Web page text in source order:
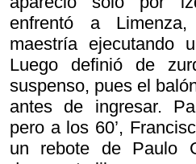
enfrentó a
maestría ejecutando
Luego definió de
suspenso, pues el
antes de ingresar.
pero a los 60’,
un rebote de Paulo